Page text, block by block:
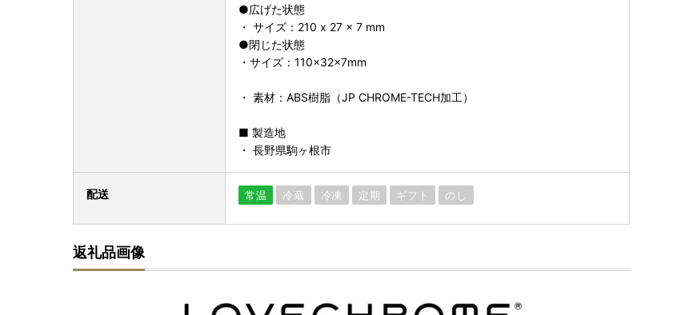
●広げた状態
・ サイズ：210 x 27 x 7 mm
●閉じた状態
・サイズ：110×32×7mm
・ 素材：ABS樹脂（JP CHROME-TECH加工）
■ 製造地
・ 長野県駒ヶ根市
配送 常温 冷蔵 冷凍 定期 ギフト のし
返礼品画像